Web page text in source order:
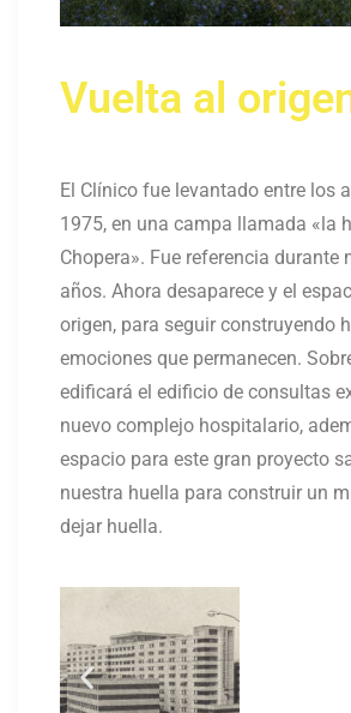
Vuelta al
El Clínico fue levantado entre los
1975, en una campa llamada «la
Chopera». Fue referencia durante
años. Ahora desaparece y el
origen, para seguir construyendo
emociones que permanecen.
edificará el edificio de consultas
nuevo complejo hospitalario,
espacio para este gran proyecto
nuestra huella para construir un
dejar huella.